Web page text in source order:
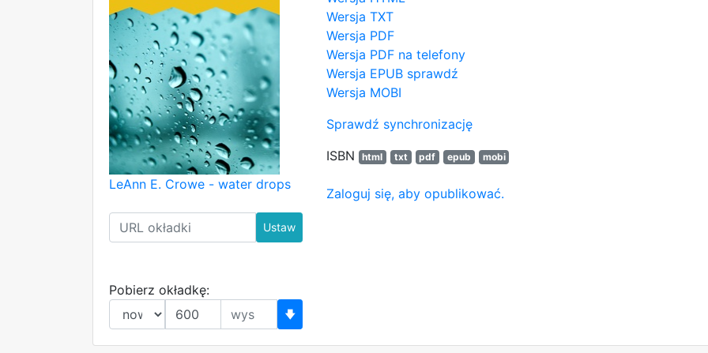
LeAnn E. Crowe - water drops
Ustaw
Pobierz okładkę:
🡇
Wersja TXT
Wersja PDF
Wersja PDF na telefony
Wersja EPUB sprawdź
Wersja MOBI
Sprawdź synchronizację
ISBN
html txt pdf epub mobi
Zaloguj się, aby opublikować.